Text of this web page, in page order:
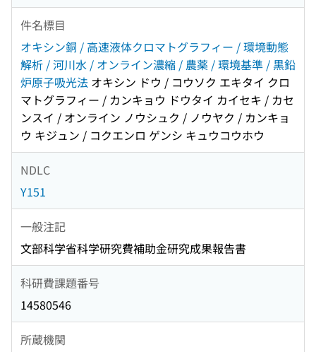
件名標目
オキシン銅 / 高速液体クロマトグラフィー / 環境動態
解析 / 河川水 / オンライン濃縮 / 農薬 / 環境基準 / 黒鉛
炉原子吸光法 オキシン ドウ / コウソク エキタイ クロ
マトグラフィー / カンキョウ ドウタイ カイセキ / カセ
ンスイ / オンライン ノウシュク / ノウヤク / カンキョ
ウ キジュン / コクエンロ ゲンシ キュウコウホウ
NDLC
Y151
一般注記
文部科学省科学研究費補助金研究成果報告書
科研費課題番号
14580546
所蔵機関